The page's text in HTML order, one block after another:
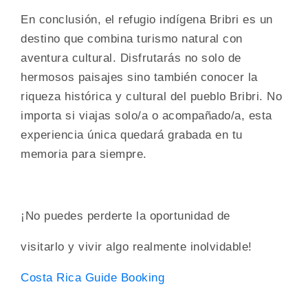
En conclusión, el refugio indígena Bribri es un
destino que combina turismo natural con
aventura cultural. Disfrutarás no solo de
hermosos paisajes sino también conocer la
riqueza histórica y cultural del pueblo Bribri. No
importa si viajas solo/a o acompañado/a, esta
experiencia única quedará grabada en tu
memoria para siempre.
¡No puedes perderte la oportunidad de
visitarlo y vivir algo realmente inolvidable!
Costa Rica Guide Booking